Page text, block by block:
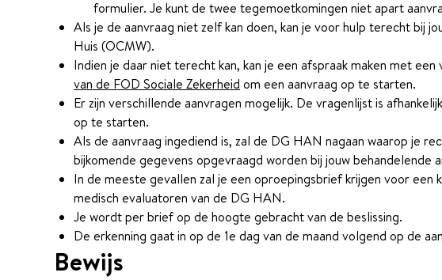
formulier. Je kunt de twee tegemoetkomingen niet apart
Als je de aanvraag niet zelf kan doen, kan je voor hulp terecht bij
Huis (OCMW).
Indien je daar niet terecht kan, kan je een afspraak maken met een
van de FOD Sociale Zekerheid om een aanvraag op te starten.
Er zijn verschillende aanvragen mogelijk. De vragenlijst is
op te starten.
Als de aanvraag ingediend is, zal de DG HAN nagaan waarop je
bijkomende gegevens opgevraagd worden bij jouw behandelende
In de meeste gevallen zal je een oproepingsbrief krijgen voor een
medisch evaluatoren van de DG HAN.
Je wordt per brief op de hoogte gebracht van de beslissing.
De erkenning gaat in op de 1e dag van de maand volgend op de
Bewijs